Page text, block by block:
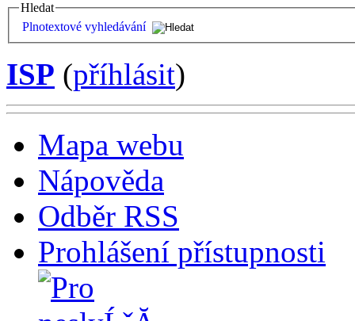
Hledat
Plnotextové vyhledávání
ISP (příhlásit)
Mapa webu
Nápověda
Odběr RSS
Prohlášení přístupnosti